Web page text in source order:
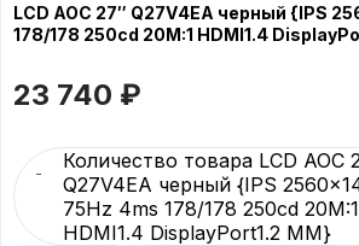
LCD AOC 27″ Q27V4EA черный {IPS
178/178 250cd 20M:1 HDMI1.4
23 740 ₽
Количество товара LCD AOC
Q27V4EA черный {IPS
75Hz 4ms 178/178 250cd 20M:1
HDMI1.4 DisplayPort1.2 MM}